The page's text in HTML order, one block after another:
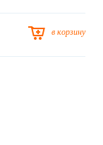
в корзину